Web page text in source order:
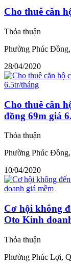
Cho thuê căn
Thỏa thuận
Phường Phúc
28/04/2020
Cho thuê căn
đồng 69m giá
Thỏa thuận
Phường Phúc
10/04/2020
Cơ hội không
Oto Kinh
Thỏa thuận
Phường Phúc Lợi,